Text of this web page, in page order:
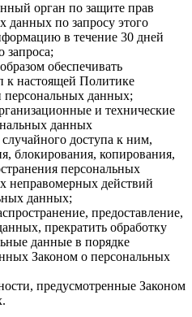
орган по защите прав
данных по запросу этого
в течение 30 дней
запроса;
обеспечивать
к настоящей Политике
данных;
и технические
данных
доступа к ним,
блокирования, копирования,
персональных
неправомерных действий
данных;
, предоставление,
прекратить обработку
данные в порядке
Законом о персональных
предусмотренные Законом